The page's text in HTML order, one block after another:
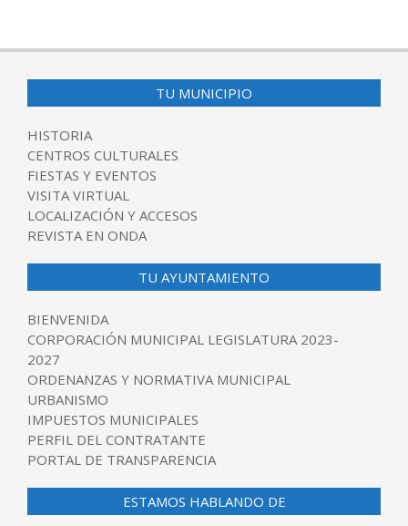
TU MUNICIPIO
HISTORIA
CENTROS CULTURALES
FIESTAS Y EVENTOS
VISITA VIRTUAL
LOCALIZACIÓN Y ACCESOS
REVISTA EN ONDA
TU AYUNTAMIENTO
BIENVENIDA
CORPORACIÓN MUNICIPAL LEGISLATURA 2023-
2027
ORDENANZAS Y NORMATIVA MUNICIPAL
URBANISMO
IMPUESTOS MUNICIPALES
PERFIL DEL CONTRATANTE
PORTAL DE TRANSPARENCIA
ESTAMOS HABLANDO DE